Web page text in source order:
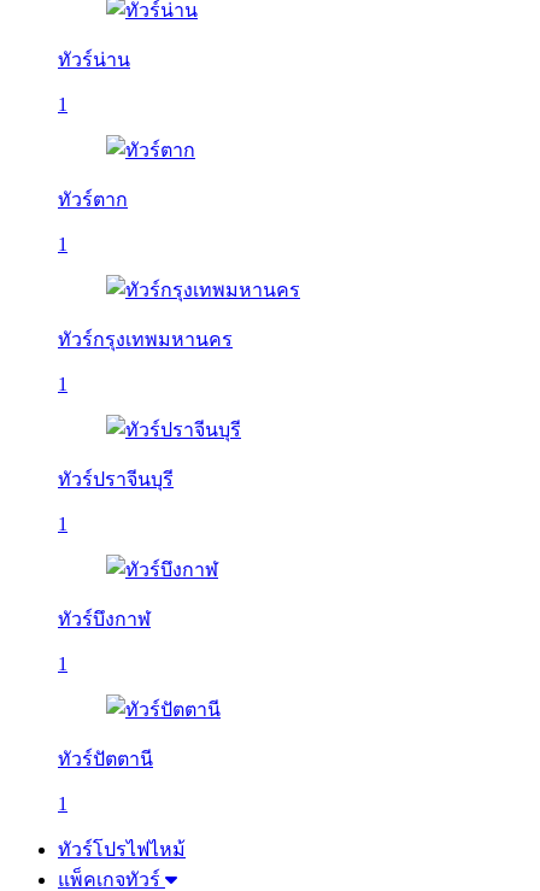
ทัวร์น่าน
1
ทัวร์ตาก
1
ทัวร์กรุงเทพมหานคร
1
ทัวร์ปราจีนบุรี
1
ทัวร์บึงกาฬ
1
ทัวร์ปัตตานี
1
ทัวร์โปรไฟไหม้
แพ็คเกจทัวร์